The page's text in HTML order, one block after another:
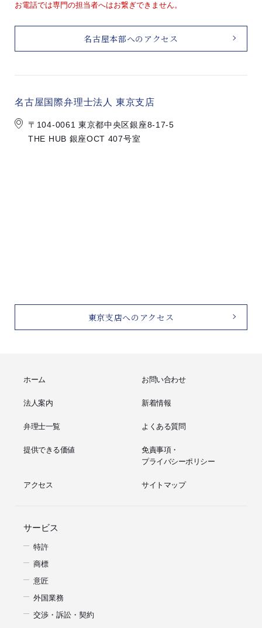
お電話では専門の担当者へはお繋ぎできません。
名古屋本部へのアクセス
名古屋国際弁理士法人 東京支店
〒104-0061 東京都中央区銀座8-17-5
THE HUB 銀座OCT 407号室
東京支店へのアクセス
ホーム お問い合わせ
法人案内 新着情報
弁理士一覧 よくある質問
提供できる価値
免責事項・
プライバシーポリシー
アクセス サイトマップ
サービス
特許
商標
意匠
外国業務
交渉・訴訟・契約